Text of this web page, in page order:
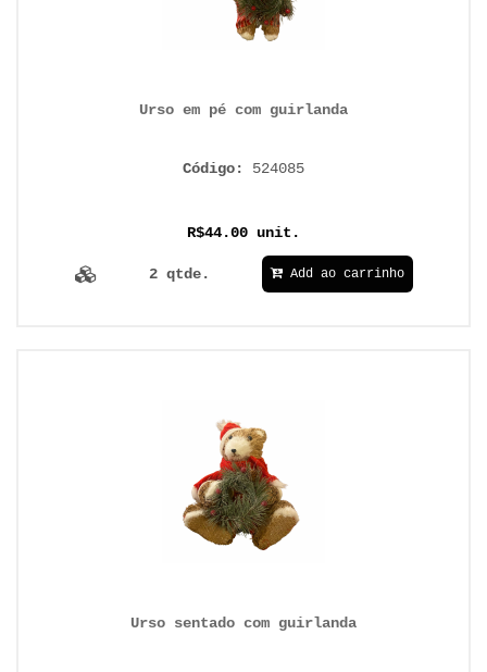
Urso em pé com guirlanda
Código: 524085
R$44.00 unit.
2 qtde. Add ao carrinho
Urso sentado com guirlanda